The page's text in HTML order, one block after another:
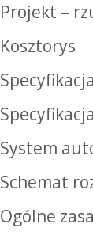
Projekt –
Kosztorys
System
Schemat
Ogólne